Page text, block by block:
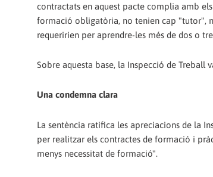
contractats en aquest pacte complia amb
formació obligatòria, no tenien cap "tutor",
requeririen per aprendre-les més de dos o
Sobre aquesta base, la Inspecció de Treball
Una condemna clara
La sentència ratifica les apreciacions de la
per realitzar els contractes de formació i
menys necessitat de formació".